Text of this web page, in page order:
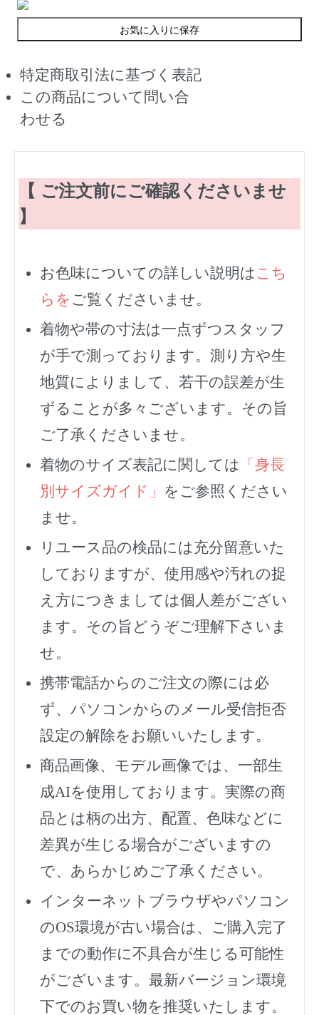
お気に入りに保存
特定商取引法に基づく表記
この商品について問い合
わせる
【 ご注文前にご確認くださいませ
】
お色味についての詳しい説明は こち
らを ご覧くださいませ。
着物や帯の寸法は一点ずつスタッフ
が手で測っております。測り方や生
地質によりまして、若干の誤差が生
ずることが多々ございます。その旨
ご了承くださいませ。
着物のサイズ表記に関しては
「身長
別サイズガイド」 をご参照ください
ませ。
リユース品の検品には充分留意いた
しておりますが、使用感や汚れの捉
え方につきましては個人差がござい
ます。その旨どうぞご理解下さいま
せ。
携帯電話からのご注文の際には必
ず、 パソコンからのメール受信拒否
設定の解除をお願いいたします。
商品画像、モデル画像では、一部生
成AIを使用しております。実際の商
品とは柄の出方、配置、色味などに
差異が生じる場合がございますの
で、あらかじめご了承ください。
インターネットブラウザやパソコン
のOS環境が古い場合は、ご購入完了
までの動作に不具合が生じる可能性
がございます。最新バージョン環境
下でのお買い物を推奨いたします。